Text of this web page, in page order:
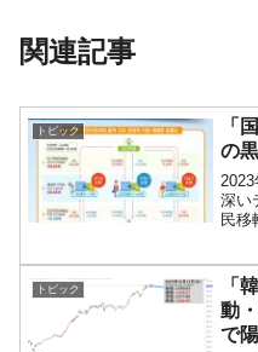
関連記事
トピック
「
の
深い
民移
ー
で
が
ま
トピック
「
動
で